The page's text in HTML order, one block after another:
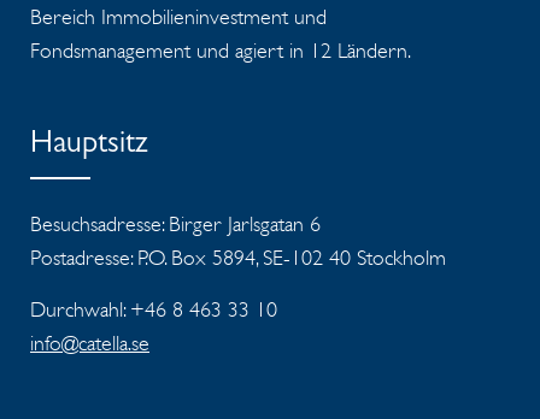
Bereich Immobilieninvestment und
Fondsmanagement und agiert in 12 Ländern.
Hauptsitz
Besuchsadresse: Birger Jarlsgatan 6
Postadresse: P.O. Box 5894, SE-102 40 Stockholm
Durchwahl: +46 8 463 33 10
info@catella.se